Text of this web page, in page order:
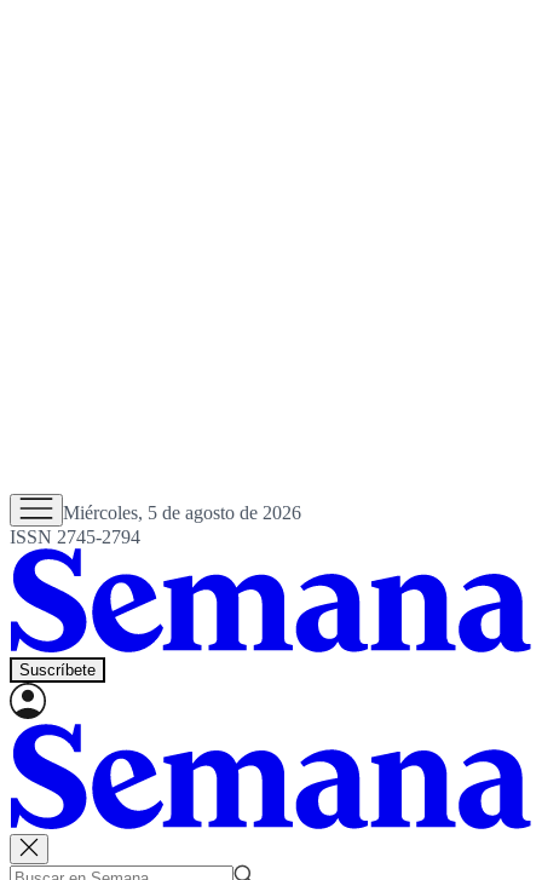
Miércoles, 5 de agosto de 2026
ISSN 2745-2794
Suscríbete